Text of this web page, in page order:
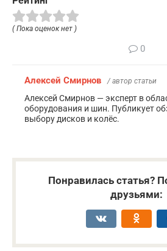
( Пока оценок нет )
0
Алексей Смирнов / автор статьи
Алексей Смирнов — эксперт в
оборудования и шин. Публикует
выбору дисков и колёс.
Понравилась статья?
друзьями: